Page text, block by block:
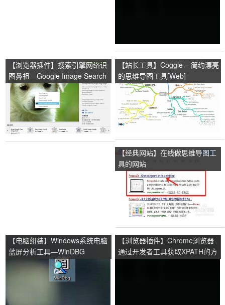
【浏览器插件】搜索引擎网络识
图鼻祖—Google Image Search
（谷歌图片搜索）
【站长工具】Coggle – 简约漂亮
的思维导图工具[Web]
【经典网站】在线做思维导图工
具的网站
【电脑组装】Windows系统电脑
蓝屏分析工具—WinDBG
【浏览器插件】Chrome浏览器
通过开发者工具获取XPATH的方
法